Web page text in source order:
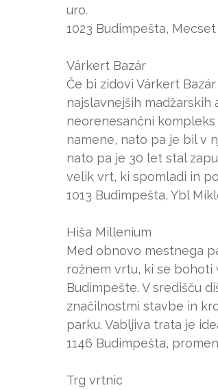
uro.
1023 Budimpešta, Mecset
Várkert Bazár
Če bi zidovi Várkert
najslavnejših
neorenesančni
namene, nato pa je bil v
nato pa je 30 let stal
velik vrt, ki spomladi in
1013 Budimpešta, Ybl
Hiša Millenium
Med obnovo mestnega
rožnem vrtu, ki se bohoti
Budimpešte. V središču
značilnostmi stavbe in
parku. Vabljiva trata je
1146 Budimpešta,
Trg vrtnic